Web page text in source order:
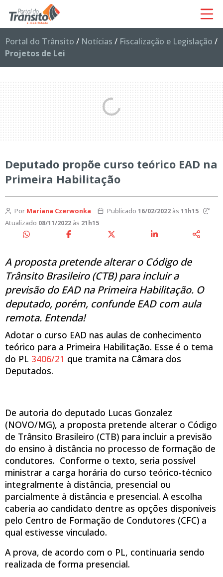
Portal do Trânsito / Notícias / Fiscalização e Legislação /
Projetos de Lei
Deputado propõe curso teórico EAD na
Primeira Habilitação
Por Mariana Czerwonka Publicado 16/02/2022às 11h15
Atualizado 08/11/2022 às 21h15
A proposta pretende alterar o Código de
Trânsito Brasileiro (CTB) para incluir a
previsão do EAD na Primeira Habilitação. O
deputado, porém, confunde EAD com aula
remota. Entenda!
Adotar o curso EAD nas aulas de conhecimento
teórico para a Primeira Habilitação. Esse é o tema
do PL 3406/21 que tramita na Câmara dos
Deputados.
De autoria do deputado Lucas Gonzalez
(NOVO/MG), a proposta pretende alterar o Código
de Trânsito Brasileiro (CTB) para incluir a previsão
do ensino à distância no processo de formação de
condutores. Conforme o texto, seria possível
ministrar a carga horária do curso teórico-técnico
integralmente à distância, presencial ou
parcialmente à distância e presencial. A escolha
caberia ao candidato dentre as opções disponíveis
pelo Centro de Formação de Condutores (CFC) a
qual estivesse vinculado.
A prova, de acordo com o PL, continuaria sendo
realizada de forma presencial.